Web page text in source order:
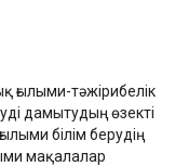
ғылыми-тәжірибелік
дамытудың өзекті
білім берудің
мақалалар